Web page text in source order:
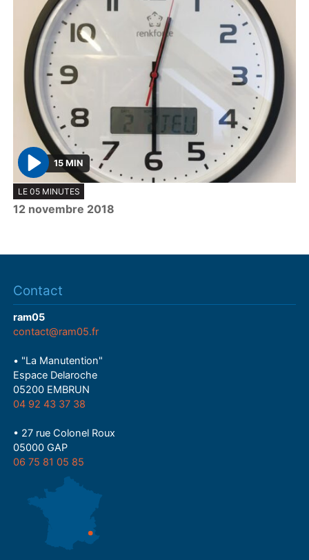
P
l
a
15 MIN
LE 05 MINUTES
12 novembre 2018
Contact
ram05
contact@ram05.fr
• "La Manutention"
Espace Delaroche
05200 EMBRUN
04 92 43 37 38
• 27 rue Colonel Roux
05000 GAP
06 75 81 05 85